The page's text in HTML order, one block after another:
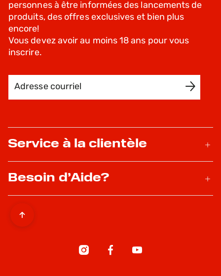
personnes à être informées des lancements de
produits, des offres exclusives et bien plus
encore!
Vous devez avoir au moins 18 ans pour vous
inscrire.
Service à la clientèle
Besoin d’Aide?